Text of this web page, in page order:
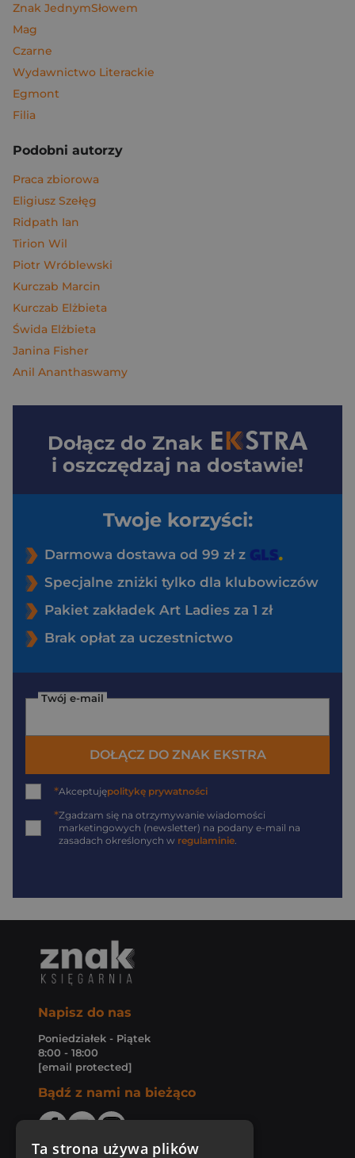
Znak JednymSłowem
Mag
Czarne
Wydawnictwo Literackie
Egmont
Filia
Podobni autorzy
Praca zbiorowa
Eligiusz Szełęg
Ridpath Ian
Tirion Wil
Piotr Wróblewski
Kurczab Marcin
Kurczab Elżbieta
Świda Elżbieta
Janina Fisher
Anil Ananthaswamy
Dołącz do Znak
i oszczędzaj na dostawie!
Twoje korzyści:
Darmowa dostawa od 99 zł z
Specjalne zniżki tylko dla klubowiczów
Pakiet zakładek Art Ladies za 1 zł
Brak opłat za uczestnictwo
Twój e-mail
DOŁĄCZ DO ZNAK EKSTRA
*Akceptujępolitykę prywatności
*Zgadzam się na otrzymywanie wiadomości
marketingowych (newsletter) na podany e-mail na
zasadach określonych w regulaminie.
Napisz do nas
Poniedziałek - Piątek
8:00 - 18:00
[email protected]
Bądź z nami na bieżąco
Ta strona używa plików